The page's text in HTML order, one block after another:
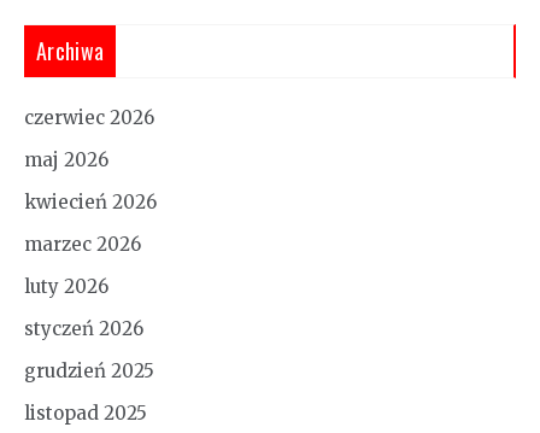
Archiwa
czerwiec 2026
maj 2026
kwiecień 2026
marzec 2026
luty 2026
styczeń 2026
grudzień 2025
listopad 2025